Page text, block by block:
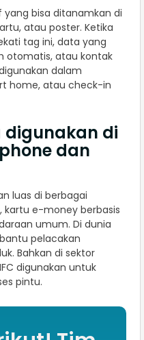
yang bisa ditanamkan di
atau poster. Ketika
tag ini, data yang
otomatis, atau kontak
dalam
home, atau check-in
digunakan di
dan
luas di berbagai
kartu e-money berbasis
umum. Di dunia
pelacakan
Bahkan di sektor
digunakan untuk
pintu.